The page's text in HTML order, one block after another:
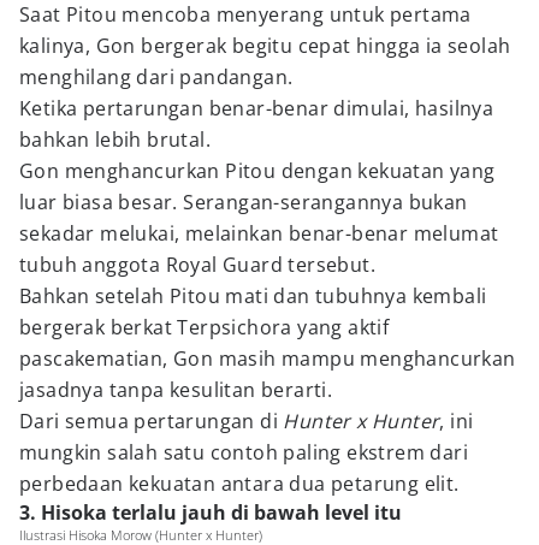
Saat Pitou mencoba menyerang untuk pertama
kalinya, Gon bergerak begitu cepat hingga ia seolah
menghilang dari pandangan.
Ketika pertarungan benar-benar dimulai, hasilnya
bahkan lebih brutal.
Gon menghancurkan Pitou dengan kekuatan yang
luar biasa besar. Serangan-serangannya bukan
sekadar melukai, melainkan benar-benar melumat
tubuh anggota Royal Guard tersebut.
Bahkan setelah Pitou mati dan tubuhnya kembali
bergerak berkat Terpsichora yang aktif
pascakematian, Gon masih mampu menghancurkan
jasadnya tanpa kesulitan berarti.
Dari semua pertarungan di Hunter x Hunter, ini
mungkin salah satu contoh paling ekstrem dari
perbedaan kekuatan antara dua petarung elit.
3. Hisoka terlalu jauh di bawah level itu
Ilustrasi Hisoka Morow (Hunter x Hunter)